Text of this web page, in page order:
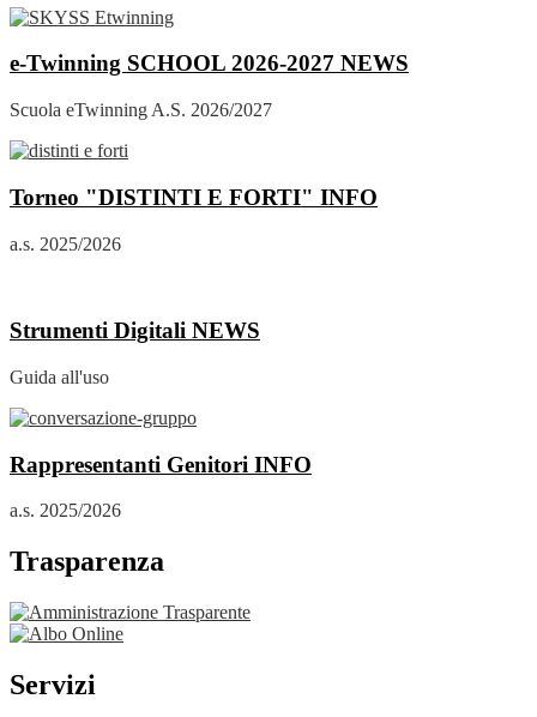
e-Twinning SCHOOL 2026-2027 NEWS
Scuola eTwinning A.S. 2026/2027
Torneo "DISTINTI E FORTI" INFO
a.s. 2025/2026
Strumenti Digitali NEWS
Guida all'uso
Rappresentanti Genitori INFO
a.s. 2025/2026
Trasparenza
Servizi